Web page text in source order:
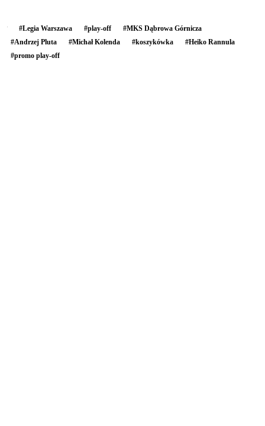
#Legia Warszawa #play-off #MKS Dąbrowa Górnicza
#Andrzej Pluta #Michał Kolenda #koszykówka #Heiko Rannula
#promo play-off